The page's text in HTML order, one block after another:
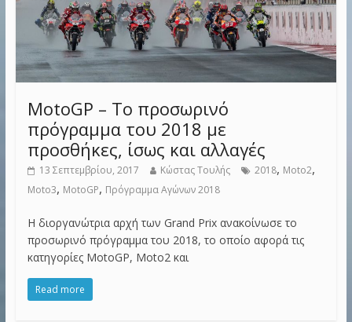
MotoGP – Το προσωρινό
πρόγραμμα του 2018 με
προσθήκες, ίσως και αλλαγές
13 Σεπτεμβρίου, 2017 Κώστας Τουλής 2018, Moto2,
Moto3, MotoGP, Πρόγραμμα Αγώνων 2018
Η διοργανώτρια αρχή των Grand Prix ανακοίνωσε το
προσωρινό πρόγραμμα του 2018, το οποίο αφορά τις
κατηγορίες MotoGP, Moto2 και
Read more